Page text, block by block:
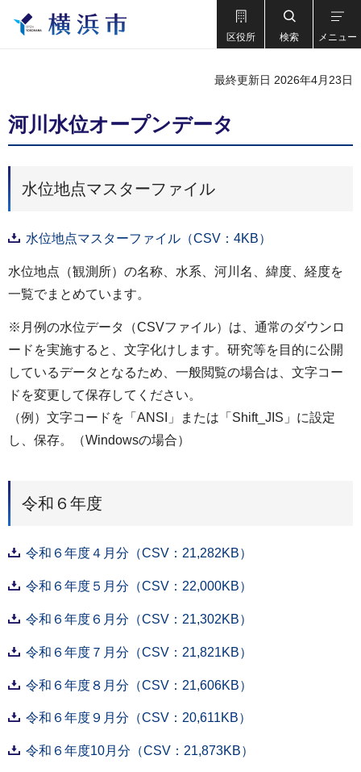
区役所 検索 メニュー
最終更新日 2026年4月23日
河川水位オープンデータ
水位地点マスターファイル
水位地点マスターファイル（CSV：4KB）
水位地点（観測所）の名称、水系、河川名、緯度、経度を
一覧でまとめています。
※月例の水位データ（CSVファイル）は、通常のダウンロ
ードを実施すると、文字化けします。研究等を目的に公開
しているデータとなるため、一般閲覧の場合は、文字コー
ドを変更して保存してください。
（例）文字コードを「ANSI」または「Shift_JIS」に設定
し、保存。（Windowsの場合）
令和６年度
令和６年度４月分（CSV：21,282KB）
令和６年度５月分（CSV：22,000KB）
令和６年度６月分（CSV：21,302KB）
令和６年度７月分（CSV：21,821KB）
令和６年度８月分（CSV：21,606KB）
令和６年度９月分（CSV：20,611KB）
令和６年度10月分（CSV：21,873KB）